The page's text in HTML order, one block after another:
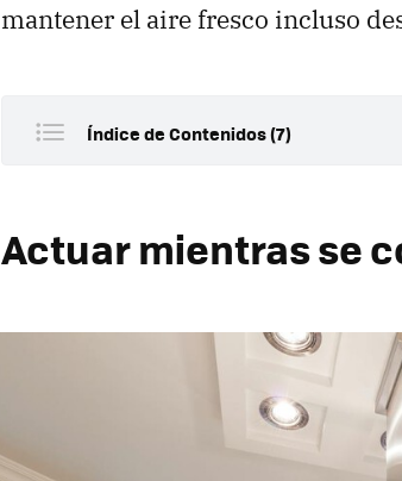
mantener el aire fresco incluso
Índice de Contenidos (7)
Vapor aromático
Vinagre y agua
Por qué la ropa coge tan rápido el
Actuar mientras se